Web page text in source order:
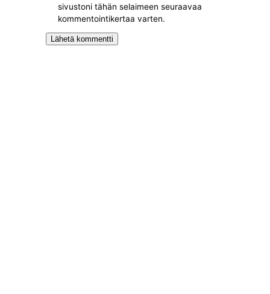
sivustoni tähän selaimeen seuraavaa
kommentointikertaa varten.